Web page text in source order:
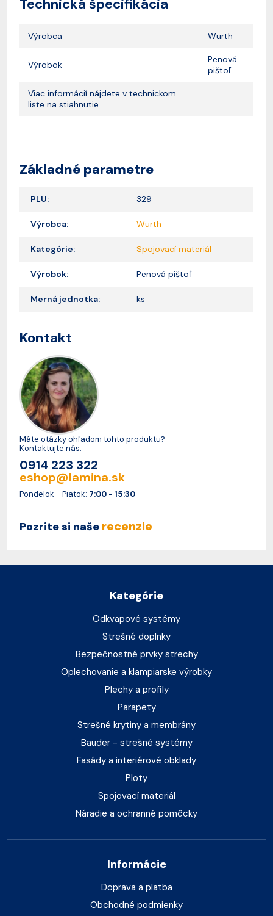
Technická špecifikácia
Výrobca Würth
Výrobok
Penová
pištoľ
Viac informácií nájdete v technickom
liste na stiahnutie.
Základné parametre
PLU: 329
Výrobca: Würth
Kategórie: Spojovací materiál
Výrobok: Penová pištoľ
Merná jednotka: ks
Kontakt
Máte otázky ohľadom tohto produktu?
Kontaktujte nás.
0914 223 322
eshop@lamina.sk
Pondelok - Piatok: 7:00 - 15:30
Pozrite si naše recenzie
Kategórie
Odkvapové systémy
Strešné doplnky
Bezpečnostné prvky strechy
Oplechovanie a klampiarske výrobky
Plechy a profily
Parapety
Strešné krytiny a membrány
Bauder - strešné systémy
Fasády a interiérové obklady
Ploty
Spojovací materiál
Náradie a ochranné pomôcky
Informácie
Doprava a platba
Obchodné podmienky